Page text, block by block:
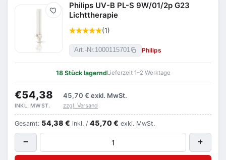
Merken
Philips UV-B PL-S 9W/01/2p G23
Lichttherapie
(1)
Art.-Nr.1000115701 Philips
18 Stück lagerndLieferzeit 1–2 Werktage
€54,38 45,70 € exkl. MwSt.
INKL. MWST. zzgl. Versand
Gesamt: 54,38 € inkl. / 45,70 € exkl. MwSt.
− +